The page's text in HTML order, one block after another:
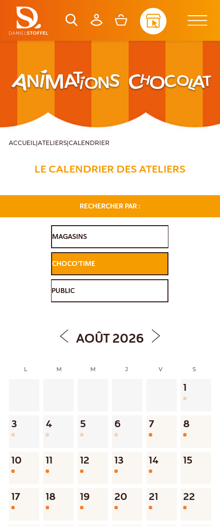
ACCUEIL| ATELIERS| CALENDRIER
LE CALENDRIER DES ATELIERS
RECHERCHER PAR :
AOÛT 2026
L M M J V S
1
3 4 5 6 7 8
10 11 12 13 14 15
17 18 19 20 21 22